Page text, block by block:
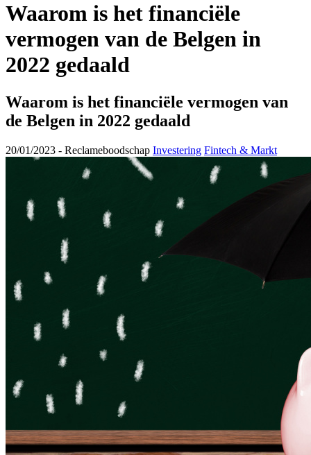
Waarom is het financiële
vermogen van de Belgen in
2022 gedaald
Waarom is het financiële vermogen van
de Belgen in 2022 gedaald
20/01/2023 - Reclameboodschap Investering Fintech & Markt